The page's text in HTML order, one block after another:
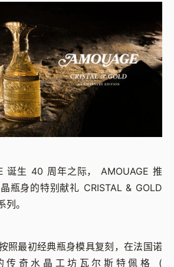
诞生 40 周年之际， AMOUAGE 推
瓶身的特别献礼 CRISTAL & GOLD
。
照最初经典瓶身模具复刻，在法国诺
传奇水晶工坊瓦尔斯特佩格 (